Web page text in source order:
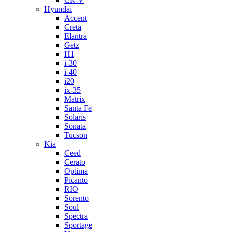
Hyundai
Accent
Creta
Elantra
Getz
H1
i-30
i-40
i20
ix-35
Matrix
Santa Fe
Solaris
Sonata
Tucson
Kia
Ceed
Cerato
Optima
Picanto
RIO
Sorento
Soul
Spectra
Sportage